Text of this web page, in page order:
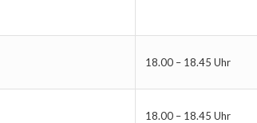
18.00 – 18.45 Uhr
18.00 – 18.45 Uhr